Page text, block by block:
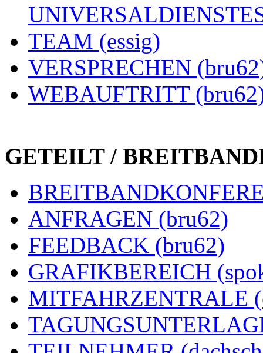
TEAM (essig)
VERSPRECHEN
WEBAUFTRITT
GETEILT /
ANFRAGEN (bru62)
FEEDBACK (bru62)
GRAFIKBEREICH
MITFAHRZENTRALE